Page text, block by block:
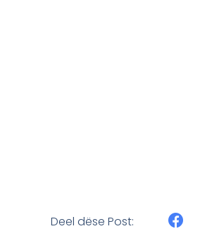
Deel dëse Post: